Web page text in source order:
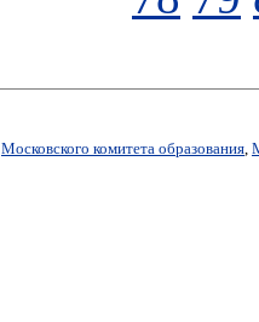
Московского комитета образования,